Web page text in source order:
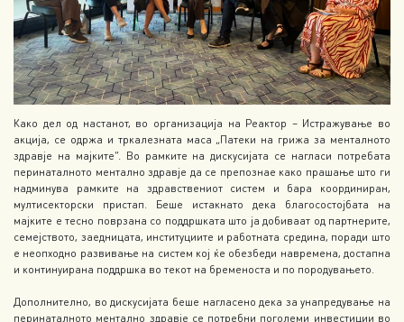
Како дел од настанот, во организација на Реактор – Истражување во
акција, се одржа и тркалезната маса „Патеки на грижа за менталното
здравје на мајките“. Во рамките на дискусијата се нагласи потребата
перинаталното ментално здравје да се препознае како прашање што ги
надминува рамките на здравствениот систем и бара координиран,
мултисекторски пристап. Беше истакнато дека благосостојбата на
мајките е тесно поврзана со поддршката што ја добиваат од партнерите,
семејството, заедницата, институциите и работната средина, поради што
е неопходно развивање на систем кој ќе обезбеди навремена, достапна
и континуирана поддршка во текот на бременоста и по породувањето.
Дополнително, во дискусијата беше нагласено дека за унапредување на
перинаталното ментално здравје се потребни поголеми инвестиции во